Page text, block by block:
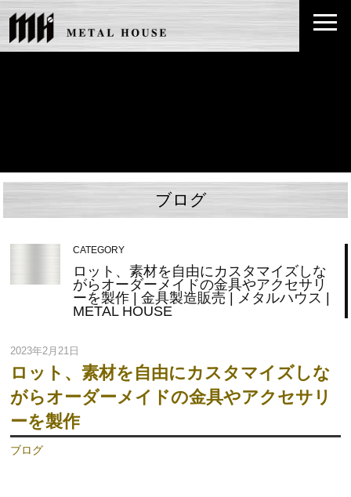
ブログ
CATEGORY
ロット、素材を自由にカスタマイズしな
がらオーダーメイドの金具やアクセサリ
ーを製作 | 金具製造販売 | メタルハウス |
METAL HOUSE
2023年2月21日
ロット、素材を自由にカスタマイズしな
がらオーダーメイドの金具やアクセサリ
ーを製作
ブログ